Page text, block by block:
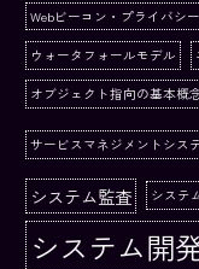
Webビーコン・プライバシ
ウォータフォールモデル
オブジェクト指向の基本概
サービスマネジメントシス
システム監査 システ
システム開